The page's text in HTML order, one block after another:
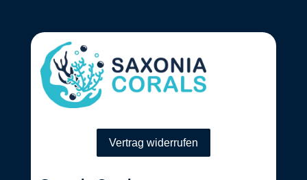
Vertrag widerrufen